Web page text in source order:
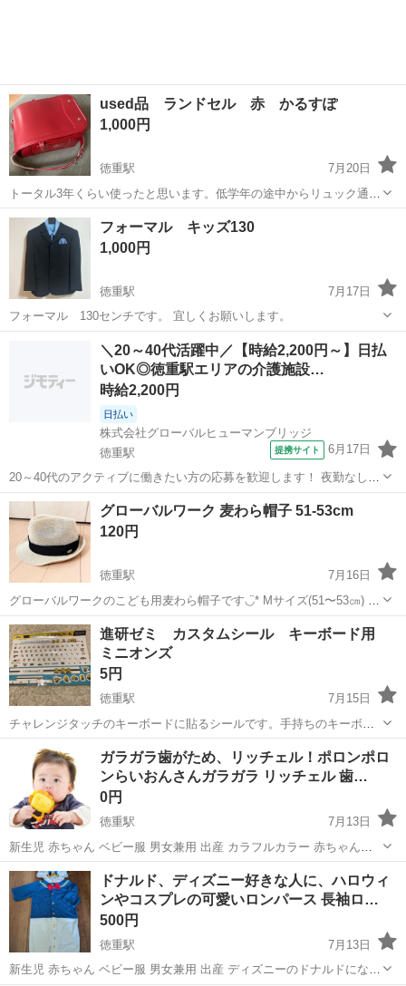
used品 ランドセル 赤 かるすぽ
1,000円
徳重駅
7月20日
トータル3年くらい使ったと思います。低学年の途中からリュック通学
にしてしばらく使わずに保管していました。ピンクやパープルがお気
に入りでしたがシンプルな赤色が気になる年頃なのか、6年生最後の年
は1年間使ってくれました。目立つ傷...
愛知 名古屋市 キッズ用品
フォーマル キッズ130
1,000円
徳重駅
7月17日
フォーマル 130センチです。 宜しくお願いします。
徳重駅 キッズ用品 キッズ
＼20～40代活躍中／【時給2,200円～】日払
いOK◎徳重駅エリアの介護施設…
時給2,200円
日払い
株式会社グローバルヒューマンブリッジ
徳重駅
提携サイト 6月17日
20～40代のアクティブに働きたい方の応募を歓迎します！ 夜勤なしの
名古屋市緑区の高齢者住宅 看護師 <あなたのスキルを必要としている
職場があります!> ・もっといい給料で働きたい! ・人間関係良好な環
境がいい! ・長...
愛知 徳重駅
グローバルワーク 麦わら帽子 51-53cm
120円
徳重駅
7月16日
グローバルワークのこども用麦わら帽子です◡̈* Mサイズ(51〜53㎝) 未
就学の子が被るくらいのサイズです。 柔らかいですが型崩れはしてい
ません。 シンプルながら大人顔負けのデザインです♪ 男女兼用 どちら
でも似合い...
愛知 名古屋市 徳重駅 キッズ用品 グローバルワーク
進研ゼミ カスタムシール キーボード用
ミニオンズ
5円
徳重駅
7月15日
チャレンジタッチのキーボードに貼るシールです。手持ちのキーボー
ドでも貼れると思います。
愛知 名古屋市 徳重駅 キッズ用品
ガラガラ歯がため、リッチェル！ポロンポロ
ンらいおんさんガラガラ リッチェル 歯…
0円
徳重駅
7月13日
新生児 赤ちゃん ベビー服 男女兼用 出産 カラフルカラー 赤ちゃんが
認識しやすく、 興味を引きやすいカラーです。 アニマルモチーフ か
わいいモチーフが 赤ちゃんを夢中にします。 い...
愛知 名古屋市 徳重駅 ベビー用品 リッチェル
ドナルド、ディズニー好きな人に、ハロウィ
ンやコスプレの可愛いロンパース 長袖ロ…
500円
徳重駅
7月13日
新生児 赤ちゃん ベビー服 男女兼用 出産 ディズニーのドナルドになり